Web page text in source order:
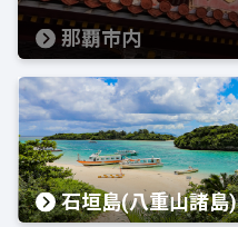
那覇市内
石垣島(八重山諸島)